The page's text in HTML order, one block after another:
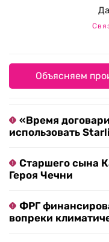
Объясняем
«Время
использовать
Старшего сына
Героя Чечни
ФРГ
вопреки